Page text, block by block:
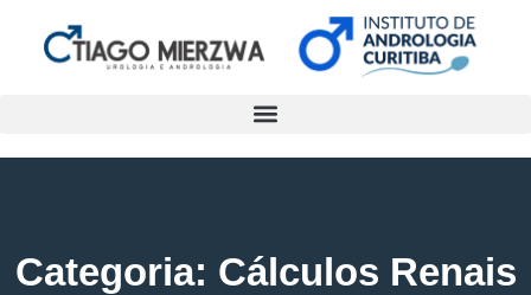
Categoria: Cálculos Renais